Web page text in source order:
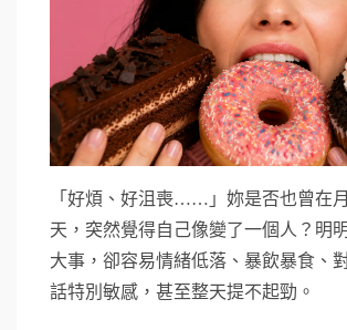
「好煩、好沮喪……」妳是否也曾在
天，突然覺得自己像變了一個人？明
大事，卻容易情緒低落、暴飲暴食、
話特別敏感，甚至整天提不起勁。